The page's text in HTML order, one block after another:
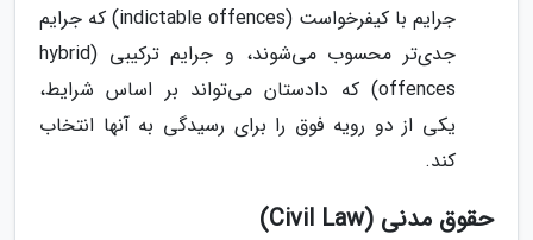
جرایم با کیفرخواست (indictable offences) که جرایم
جدی‌تر محسوب می‌شوند، و جرایم ترکیبی (hybrid
offences) که دادستان می‌تواند بر اساس شرایط،
یکی از دو رویه فوق را برای رسیدگی به آنها انتخاب
کند.
حقوق مدنی (Civil Law)